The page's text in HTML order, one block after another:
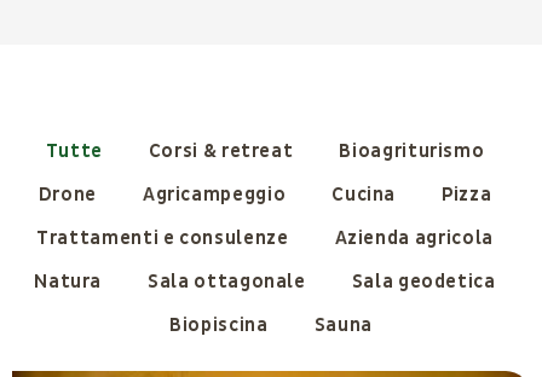
Tutte Corsi & retreat
Bioagriturismo
Drone
Agricampeggio Cucina
Pizza
Trattamenti e consulenze
Azienda agricola
Natura
Sala ottagonale
Sala geodetica
Biopiscina
Sauna